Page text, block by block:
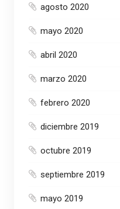
agosto 2020
mayo 2020
abril 2020
marzo 2020
febrero 2020
diciembre 2019
octubre 2019
septiembre 2019
mayo 2019